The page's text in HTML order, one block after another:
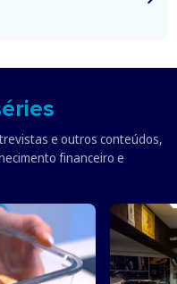
e outros conteúdos,
financeiro e